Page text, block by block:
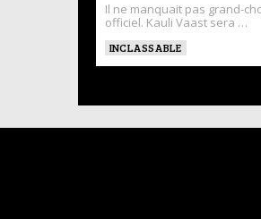
Il ne manquait pas grand-
officiel. Kauli Vaast sera …
INCLASSABLE